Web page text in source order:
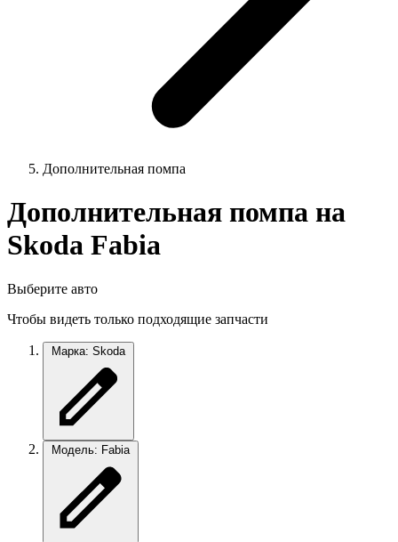
Дополнительная помпа
Дополнительная помпа на
Skoda Fabia
Выберите авто
Чтобы видеть только подходящие запчасти
Марка: Skoda
Модель: Fabia